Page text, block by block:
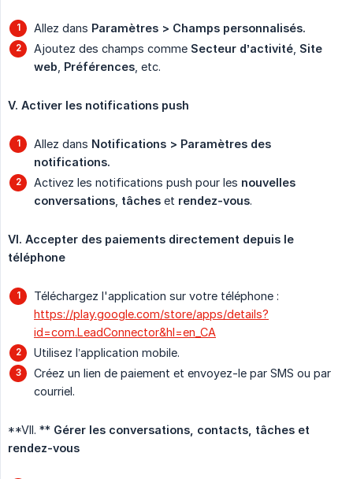
Allez dans Paramètres > Champs personnalisés.
Ajoutez des champs comme Secteur d’activité Site
web Préférences , etc.
V. Activer les notifications push
Allez dans Notifications > Paramètres des
notifications.
Activez les notifications push pour les nouvelles
conversations tâches et rendez-vous.
VI. Accepter des paiements directement depuis le
téléphone
Téléchargez l'application sur votre téléphone :
https://play.google.com/store/apps/details?
id=com.LeadConnector&hl=en_CA
Utilisez l’application mobile.
Créez un lien de paiement et envoyez-le par SMS ou par
courriel.
**VII. ** Gérer les conversations, contacts, tâches et
rendez-vous